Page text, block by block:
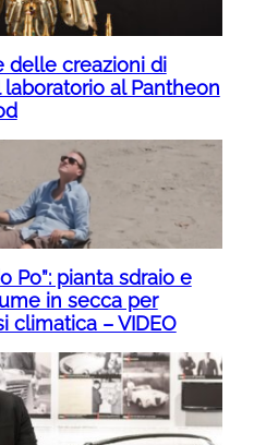
delle creazioni di
laboratorio al Pantheon
Po”: pianta sdraio e
in secca per
climatica – VIDEO